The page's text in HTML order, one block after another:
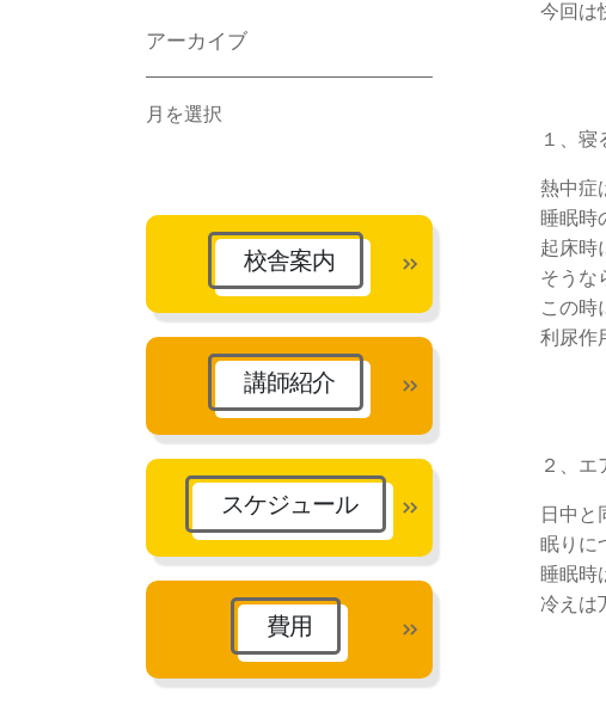
今回は
１、寝
熱中症
睡眠時
起床時
そうな
この時
利尿作
２、エ
日中と
眠りに
睡眠時
冷えは
アーカイブ
ア
ブ
校舎案内
講師紹介
スケジュール
費用